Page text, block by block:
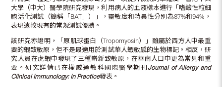
大學（中大）醫學院研究發現，利用病人的血液樣本進行「嗜鹼性粒細
胞活化測試（簡稱「BAT」）」，靈敏度和特異性分別為87%和94%，
表現遠較現有的常規測試優勝。
該研究亦證明，「原肌球蛋白（Tropomyosin）」雖屬於西方人中最重
要的蝦致敏原，但不是最適用於測試華人蝦敏感的生物標記。相反，研
究人員在虎蝦中發現了三種嶄新致敏原，在華南人口中更為常見和重
要。研究詳情已在權威過敏科國際醫學期刊 Journal of Allergy and
Clinical Immunology: In Practice發表。